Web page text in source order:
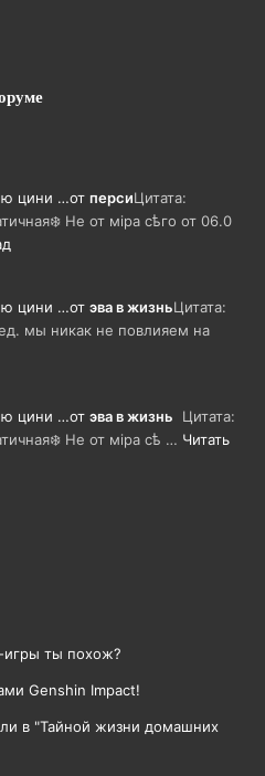
цини …от персиЦитата:
Не от мiра сѣго от 06.0
цини …от эва в жизньЦитата:
мы никак не повлияем на
цини …от эва в жизнь Цитата:
Не от мiра сѣ … Читать
игры ты похож?
Genshin Impact!
в "Тайной жизни домашних